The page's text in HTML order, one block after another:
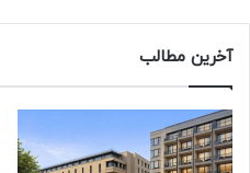
آخرین مطالب